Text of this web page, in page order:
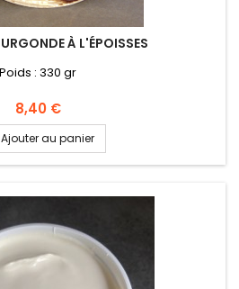
À L'ÉPOISSES
Poids : 330 gr
Prix
8,40 €
Ajouter au panier